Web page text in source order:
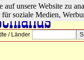
/ Länder
unsere Website zu
für soziale Medien,